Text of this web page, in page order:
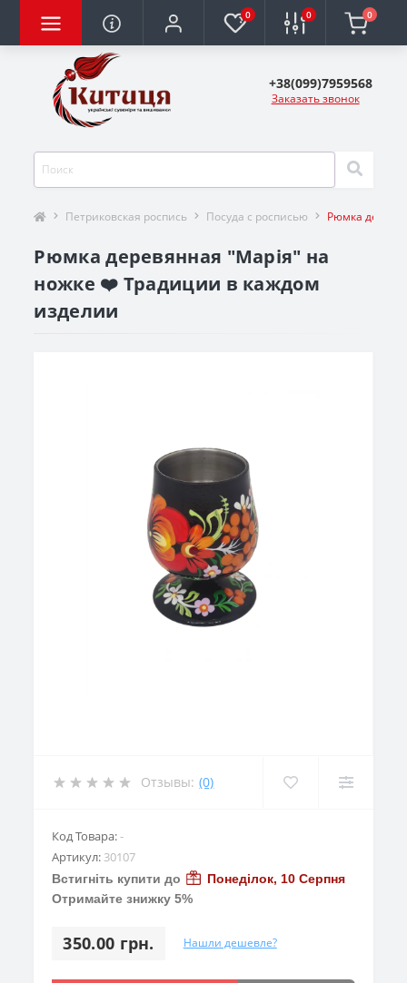
0 0 0
+38(099)7959568
Заказать звонок
Петриковская роспись Посуда с росписью Рюмка
Рюмка деревянная "Марія" на
ножке ❤️ Традиции в каждом
изделии
Отзывы: (0)
Код Товара:-
Артикул: 30107
Встигніть купити до
Понеділок, 10 Серпня
Отримайте знижку 5%
350.00 грн. Нашли дешевле?